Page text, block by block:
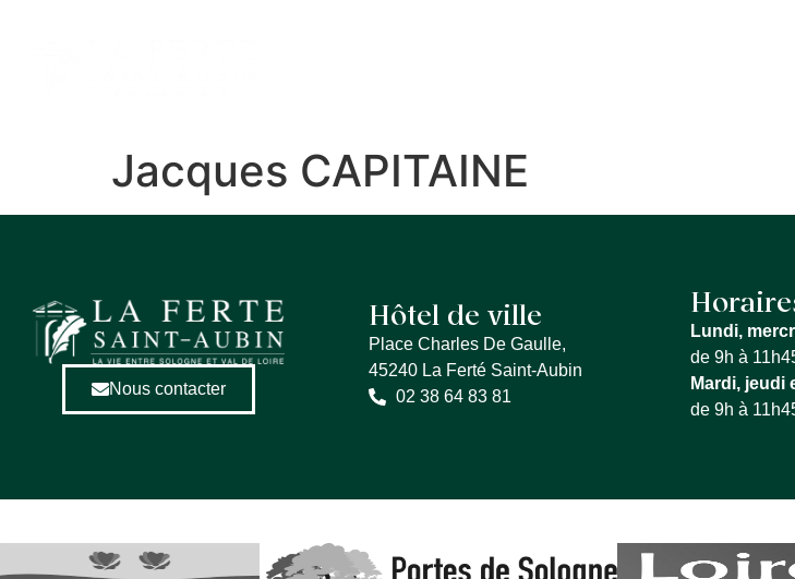
Jacques CAPITAINE
Nous contacter
Hôtel de ville
Place Charles De Gaulle,
45240 La Ferté Saint-Aubin
02 38 64 83 81
Lundi,
de 9h à
Mardi, jeudi
de 9h à